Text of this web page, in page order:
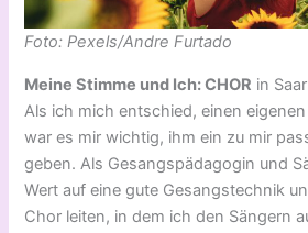
Foto: Pexels/Andre Furtado
Meine Stimme und Ich: CHOR in
Als ich mich entschied, einen
war es mir wichtig, ihm ein zu mir
geben. Als Gesangspädagogin und
Wert auf eine gute Gesangstechnik
Chor leiten, in dem ich den Sängern